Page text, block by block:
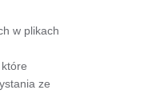
w plikach
ze